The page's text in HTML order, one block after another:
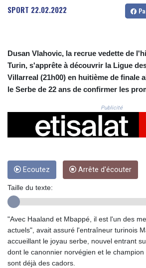
CRC
CUC
DJF
DKK 7.475433
DOP
DZD
ERN
ETB
FJD 2.550874
GEL 3.014376
GGP 0.856409
GIP 0.856409
GNF
GTQ
GYD
HKD
SPORT 22.02.2022
Dusan Vlahovic, la recrue vedette de
Turin, s'apprête à découvrir la Ligue
Villarreal (21h00) en huitième de finale
le Serbe de 22 ans de confirmer les
Publicité
Ecoutez Arrête d'écouter
Taille du texte:
"Avec Haaland et Mbappé, il est l'un des
actuels", avait assuré l'entraîneur turinois
accueillant le joyau serbe, nouvel entrant
dont le canonnier norvégien et le
sont déjà des cadors.